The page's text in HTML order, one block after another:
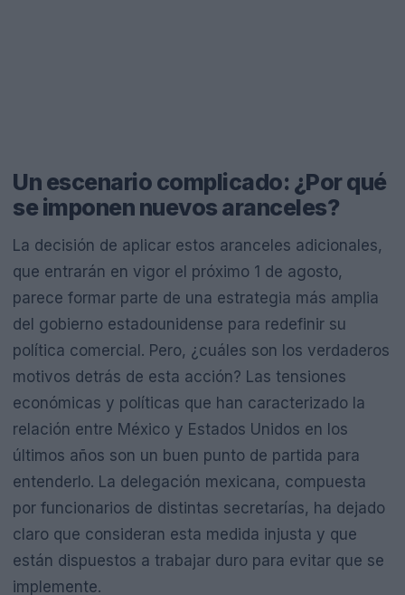
Un escenario complicado: ¿Por qué
se imponen nuevos aranceles?
La decisión de aplicar estos aranceles adicionales,
que entrarán en vigor el próximo 1 de agosto,
parece formar parte de una estrategia más amplia
del gobierno estadounidense para redefinir su
política comercial. Pero, ¿cuáles son los verdaderos
motivos detrás de esta acción? Las tensiones
económicas y políticas que han caracterizado la
relación entre México y Estados Unidos en los
últimos años son un buen punto de partida para
entenderlo. La delegación mexicana, compuesta
por funcionarios de distintas secretarías, ha dejado
claro que consideran esta medida injusta y que
están dispuestos a trabajar duro para evitar que se
implemente.